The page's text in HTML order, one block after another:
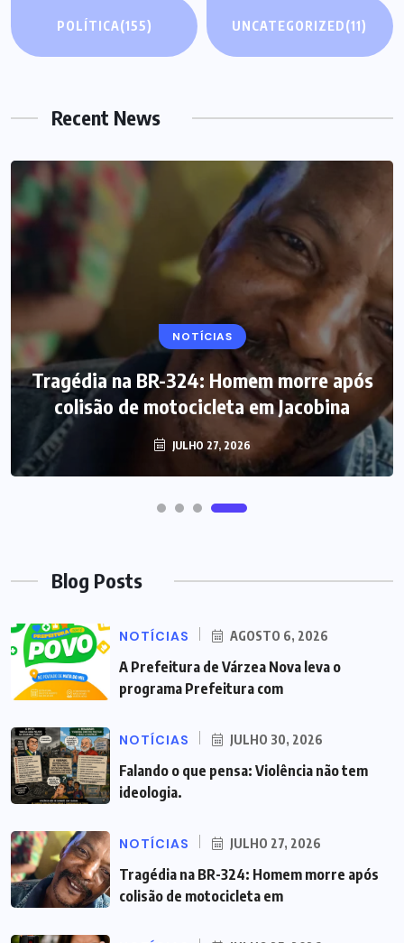
POLÍTICA(155) UNCATEGORIZED(11)
Recent News
NOTÍCIAS
Tragédia na BR-324: Homem morre após
colisão de motocicleta em Jacobina
JULHO 27, 2026
Blog Posts
NOTÍCIAS AGOSTO 6, 2026
A Prefeitura de Várzea Nova leva o
programa Prefeitura com
NOTÍCIAS JULHO 30, 2026
Falando o que pensa: Violência não tem
ideologia.
NOTÍCIAS JULHO 27, 2026
Tragédia na BR-324: Homem morre após
colisão de motocicleta em